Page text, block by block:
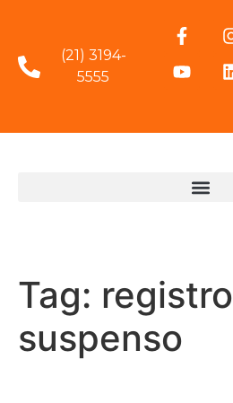
(21) 3194-
5555
Tag: registro
suspenso